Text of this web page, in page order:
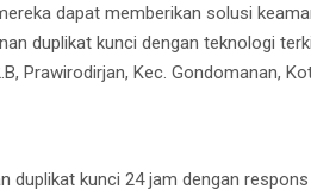
dapat memberikan solusi
duplikat kunci dengan teknologi
Prawirodirjan, Kec. Gondomanan,
duplikat kunci 24 jam dengan